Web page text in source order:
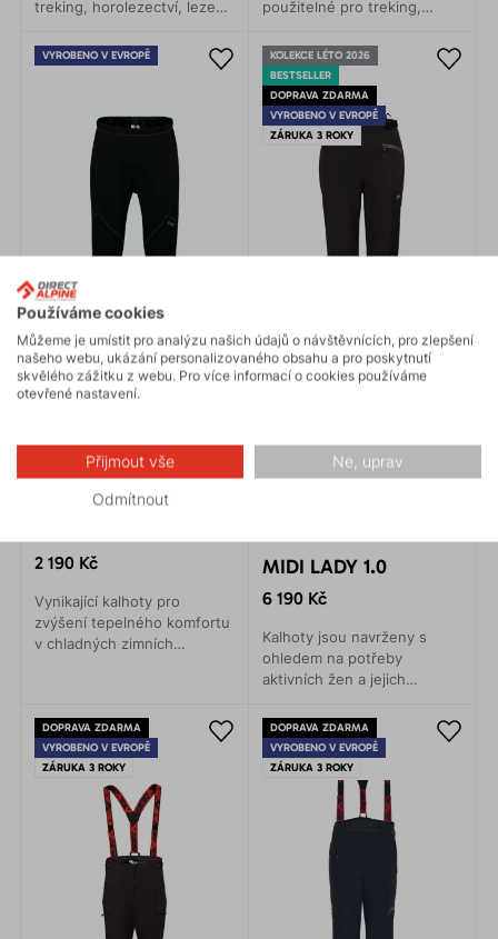
treking, horolezectví, lezení
přesný střih umožňuje
naprosto volný pohyb.
použitelné pro treking,
turistiku, kolo i každodenní
nošení.
VYROBENO V EVROPĚ
2 190 Kč
Vynikající kalhoty pro
zvýšení tepelného komfortu
v chladných zimních
KOLEKCE LÉTO 2026
BESTSELLER
DOPRAVA ZDARMA
VYROBENO V EVROPĚ
ZÁRUKA 3 ROKY
MIDI LADY 1.0
6 190 Kč
Kalhoty jsou navrženy s
ohledem na potřeby
aktivních žen a jejich
čelit dešti, větru a
nepříznivým podmínkám s
úsměvem na tváři.
DOPRAVA ZDARMA
VYROBENO V EVROPĚ
ZÁRUKA 3 ROKY
DOPRAVA ZDARMA
VYROBENO V EVROPĚ
ZÁRUKA 3 ROKY
Používáme cookies
Můžeme je umístit pro analýzu našich údajů o návštěvnících, pro zlepšení
našeho webu, ukázání personalizovaného obsahu a pro poskytnutí
skvělého zážitku z webu. Pro více informací o cookies používáme
otevřené nastavení.
Přijmout vše Ne, uprav
Odmítnout